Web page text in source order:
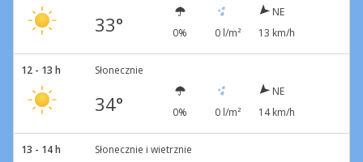
33° 0% 0 l/m²
NE
13 km/h
12 - 13 h Słonecznie
34° 0% 0 l/m²
NE
14 km/h
13 - 14 h Słonecznie i wietrznie